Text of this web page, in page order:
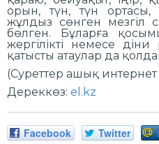
орын, түн, түн
жұлдыз сөнген мезгіл
бөлген. Бұларға
жергілікті немесе
қатысты атаулар да
(Суреттер ашық
Дереккөз: el.kz
Facebook Twitter